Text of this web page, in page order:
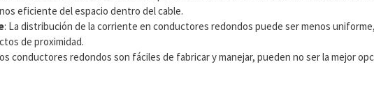
eficiente del espacio dentro del cable.
: La distribución de la corriente en conductores redondos puede ser menos
de proximidad.
conductores redondos son fáciles de fabricar y manejar, pueden no ser la mejor